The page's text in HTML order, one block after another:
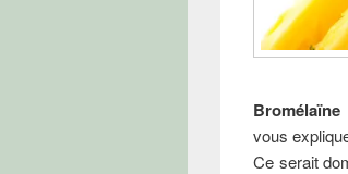
Bromélaïne
vous
Ce serait